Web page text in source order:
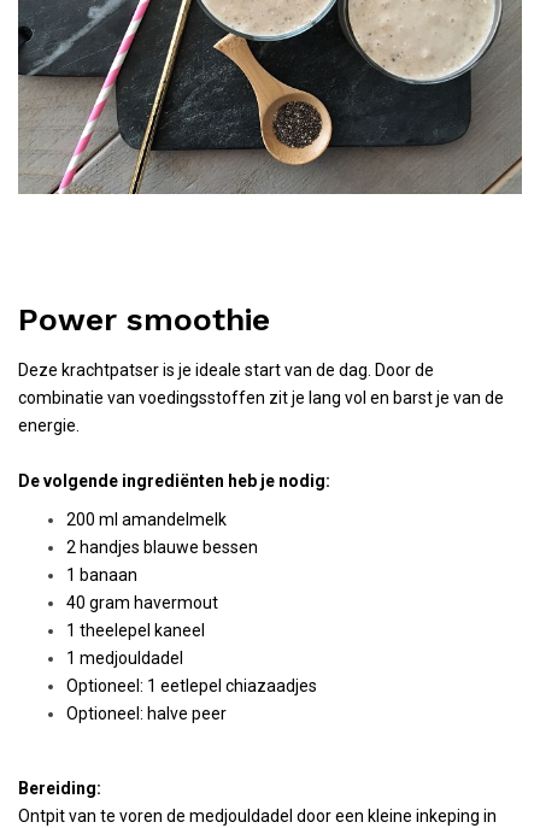
Power smoothie
Deze krachtpatser is je ideale start van de dag. Door de
combinatie van voedingsstoffen zit je lang vol en barst je van de
energie.
De volgende ingrediënten heb je nodig:
200 ml amandelmelk
2 handjes blauwe bessen
1 banaan
40 gram havermout
1 theelepel kaneel
1 medjouldadel
Optioneel: 1 eetlepel chiazaadjes
Optioneel: halve peer
Bereiding:
Ontpit van te voren de medjouldadel door een kleine inkeping in